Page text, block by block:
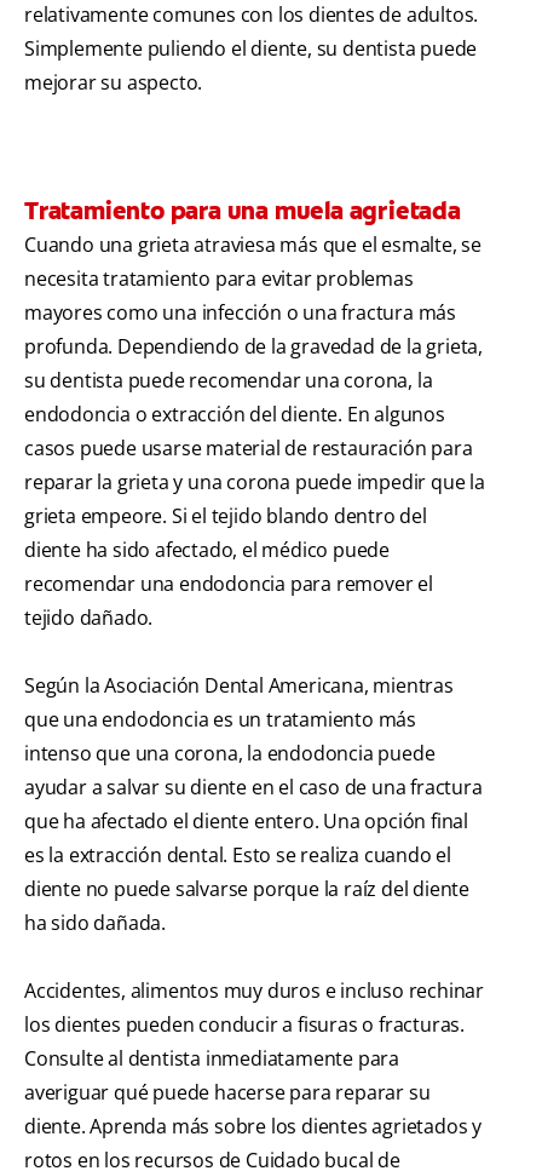
relativamente comunes con los dientes de adultos.
Simplemente puliendo el diente, su dentista puede
mejorar su aspecto.
Tratamiento para una muela agrietada
Cuando una grieta atraviesa más que el esmalte, se
necesita tratamiento para evitar problemas
mayores como una infección o una fractura más
profunda. Dependiendo de la gravedad de la grieta,
su dentista puede recomendar una corona, la
endodoncia o extracción del diente. En algunos
casos puede usarse material de restauración para
reparar la grieta y una corona puede impedir que la
grieta empeore. Si el tejido blando dentro del
diente ha sido afectado, el médico puede
recomendar una endodoncia para remover el
tejido dañado.
Según la Asociación Dental Americana, mientras
que una endodoncia es un tratamiento más
intenso que una corona, la endodoncia puede
ayudar a salvar su diente en el caso de una fractura
que ha afectado el diente entero. Una opción final
es la extracción dental. Esto se realiza cuando el
diente no puede salvarse porque la raíz del diente
ha sido dañada.
Accidentes, alimentos muy duros e incluso rechinar
los dientes pueden conducir a fisuras o fracturas.
Consulte al dentista inmediatamente para
averiguar qué puede hacerse para reparar su
diente. Aprenda más sobre los dientes agrietados y
rotos en los recursos de Cuidado bucal de